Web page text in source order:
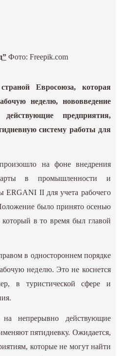
ГИД
Фото: Freepik.com
Евросоюза, которая
неделю, нововведение
предприятия,
систему работы для
на фоне внедрения
в промышленности и
ERGANI II для учета рабочего
было принято осенью
в то время был главой
в одностороннем порядке
неделю. Это не коснется
в туристической сфере и
на непрерывно действующие
пятидневку. Ожидается,
которые не могут найти